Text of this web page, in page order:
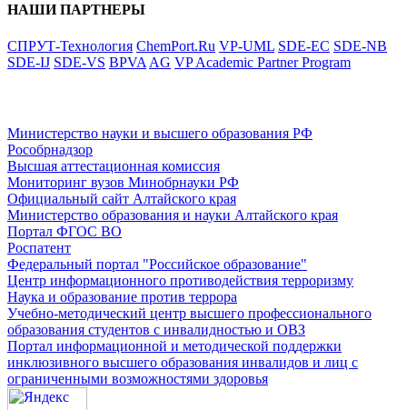
НАШИ ПАРТНЕРЫ
СПРУТ-Технология ChemPort.Ru VP-UML SDE-EC SDE-NB
SDE-IJ SDE-VS BPVA AG VP Academic Partner Program
Министерство науки и высшего образования РФ
Рособрнадзор
Высшая аттестационная комиссия
Мониторинг вузов Минобрнауки РФ
Официальный сайт Алтайского края
Министерство образования и науки Алтайского края
Портал ФГОС ВО
Роспатент
Федеральный портал "Российское образование"
Центр информационного противодействия терроризму
Наука и образование против террора
Учебно-методический центр высшего профессионального
образования студентов с инвалидностью и ОВЗ
Портал информационной и методической поддержки
инклюзивного высшего образования инвалидов и лиц с
ограниченными возможностями здоровья